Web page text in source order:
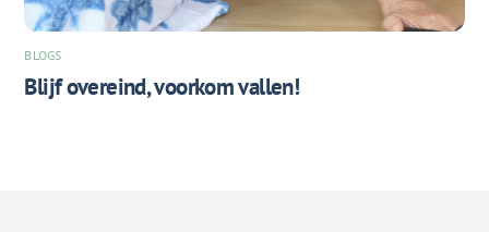
BLOGS
Blijf overeind, voorkom vallen!